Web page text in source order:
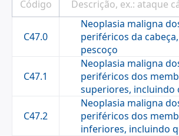
C47.0
Neoplasia maligna
periféricos da
pescoço
C47.1
Neoplasia maligna
periféricos dos
superiores, incluindo
C47.2
Neoplasia maligna
periféricos dos
inferiores, incluindo